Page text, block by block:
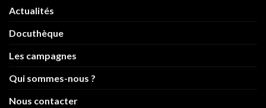
Actualités
Docuthèque
Les campagnes
Qui sommes-nous ?
Nous contacter